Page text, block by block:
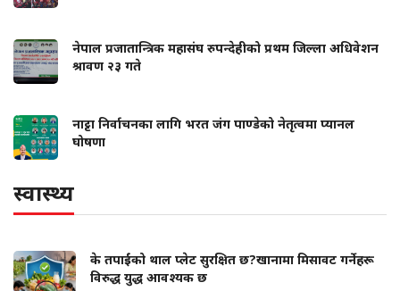
नेपाल प्रजातान्त्रिक महासंघ रुपन्देहीको प्रथम जिल्ला अधिवेशन
श्रावण २३ गते
नाट्टा निर्वाचनका लागि भरत जंग पाण्डेको नेतृत्वमा प्यानल
घोषणा
स्वास्थ्य
के तपाईंको थाल प्लेट सुरक्षित छ?खानामा मिसावट गर्नेहरू
विरुद्ध युद्ध आवश्यक छ